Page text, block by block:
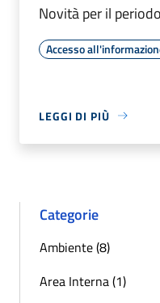
Novità per il
Accesso
LEGGI DI PIÙ
Categorie
Ambiente (8)
Area Interna (1)